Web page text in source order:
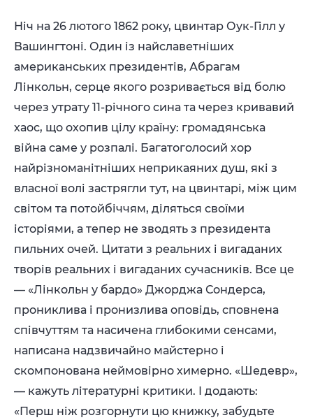
Ніч на 26 лютого 1862 року, цвинтар Оук-Гілл у
Вашингтоні. Один із найславетніших
американських президентів, Абрагам
Лінкольн, серце якого розривається від болю
через утрату 11-річного сина та через кривавий
хаос, що охопив цілу країну: громадянська
війна саме у розпалі. Багатоголосий хор
найрізноманітніших неприкаяних душ, які з
власної волі застрягли тут, на цвинтарі, між цим
світом та потойбіччям, діляться своїми
історіями, а тепер не зводять з президента
пильних очей. Цитати з реальних і вигаданих
творів реальних і вигаданих сучасників. Все це
— «Лінкольн у бардо» Джорджа Сондерса,
прониклива і пронизлива оповідь, сповнена
співчуттям та насичена глибокими сенсами,
написана надзвичайно майстерно і
скомпонована неймовірно химерно. «Шедевр»,
— кажуть літературні критики. І додають:
«Перш ніж розгорнути цю книжку, забудьте